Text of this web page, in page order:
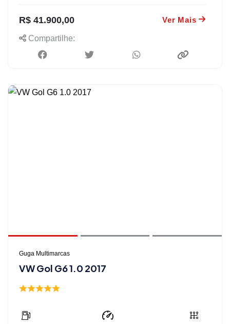
R$ 41.900,00 Ver Mais
Compartilhe:
Guga Multimarcas
VW Gol G6 1.0 2017